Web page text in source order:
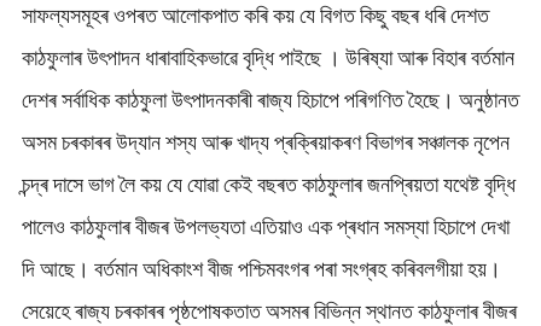
সাফল্যসমূহৰ ওপৰত আলোকপাত কৰি কয় যে বিগত কিছু বছৰ ধৰি দেশত
কাঠফুলাৰ উৎপাদন ধাৰাবাহিকভাৱে বৃদ্ধি পাইছে । উৰিষ্যা আৰু বিহাৰ বৰ্তমান
দেশৰ সৰ্বাধিক কাঠফুলা উৎপাদনকাৰী ৰাজ্য হিচাপে পৰিগণিত হৈছে। অনুষ্ঠানত
অসম চৰকাৰৰ উদ্যান শস্য আৰু খাদ্য প্ৰক্ৰিয়াকৰণ বিভাগৰ সঞ্চালক নৃপেন
চন্দ্ৰ দাসে ভাগ লৈ কয় যে যোৱা কেই বছৰত কাঠফুলাৰ জনপ্ৰিয়তা যথেষ্ট বৃদ্ধি
পালেও কাঠফুলাৰ বীজৰ উপলভ্যতা এতিয়াও এক প্ৰধান সমস্যা হিচাপে দেখা
দি আছে। বৰ্তমান অধিকাংশ বীজ পশ্চিমবংগৰ পৰা সংগ্ৰহ কৰিবলগীয়া হয়।
সেয়েহে ৰাজ্য চৰকাৰৰ পৃষ্ঠপোষকতাত অসমৰ বিভিন্ন স্থানত কাঠফুলাৰ বীজৰ